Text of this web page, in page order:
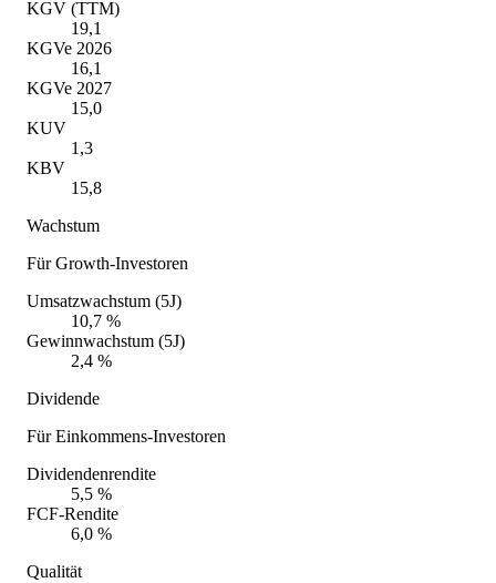
KGV (TTM)
19,1
KGVe 2026
16,1
KGVe 2027
15,0
KUV
1,3
KBV
15,8
Wachstum
Für Growth-Investoren
Umsatzwachstum (5J)
10,7 %
Gewinnwachstum (5J)
2,4 %
Dividende
Für Einkommens-Investoren
Dividendenrendite
5,5 %
FCF-Rendite
6,0 %
Qualität